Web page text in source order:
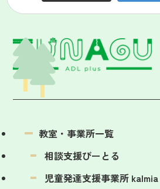
教室・事業所一覧
相談支援びーとる
児童発達支援事業所 kalmia